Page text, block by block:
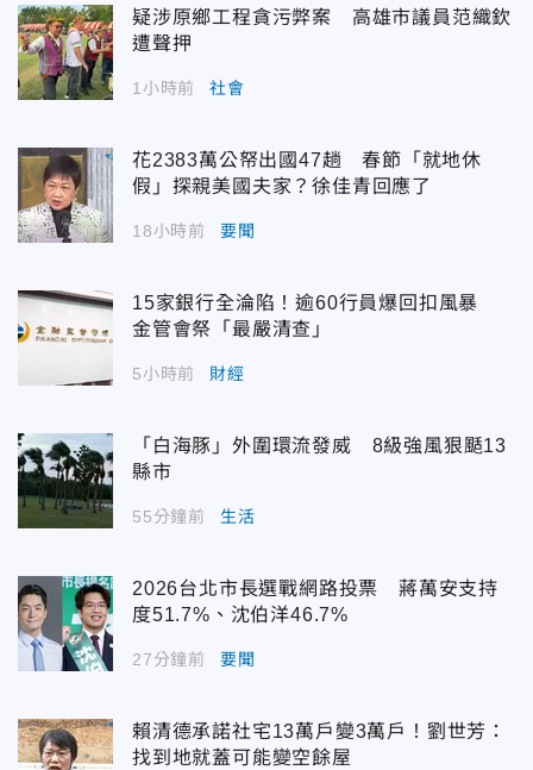
疑涉原鄉工程貪污弊案 高雄市議員范織欽
遭聲押
1小時前 社會
花2383萬公帑出國47趟 春節「就地休
假」探親美國夫家？徐佳青回應了
18小時前 要聞
15家銀行全淪陷！逾60行員爆回扣風暴
金管會祭「最嚴清查」
5小時前 財經
「白海豚」外圍環流發威 8級強風狠颳13
縣市
55分鐘前 生活
2026台北市長選戰網路投票 蔣萬安支持
度51.7%、沈伯洋46.7%
27分鐘前 要聞
賴清德承諾社宅13萬戶變3萬戶！劉世芳：
找到地就蓋可能變空餘屋